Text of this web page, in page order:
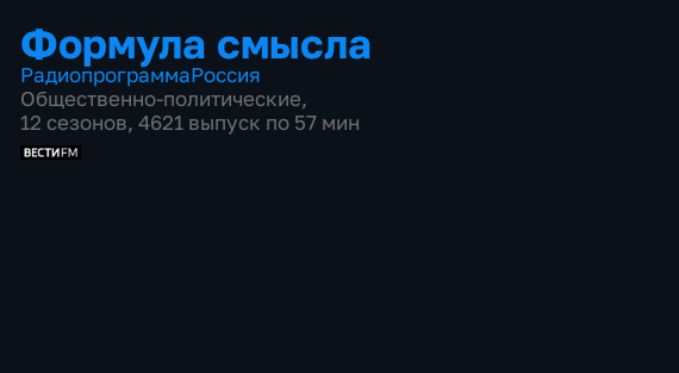
Формула смысла
РадиопрограммаРоссия
Общественно-политические,
12 сезонов, 4621 выпуск по 57 мин